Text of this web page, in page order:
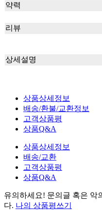
약력
리뷰
상세설명
상품상세정보
배송/환불/교환정보
고객상품평
상품Q&A
상품상세정보
배송/교환
고객상품평
상품Q&A
유의하세요! 문의글 혹은 악
다. 나의 상품평쓰기